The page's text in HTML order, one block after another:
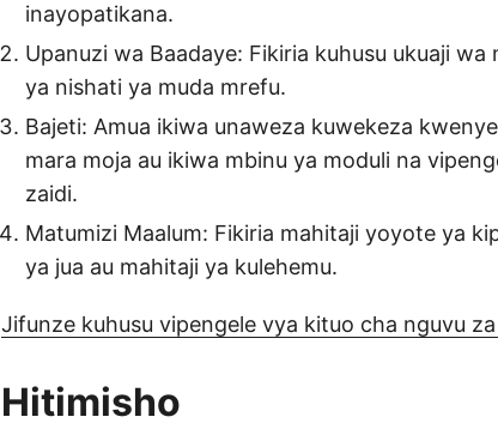
inayopatikana.
Upanuzi wa Baadaye: Fikiria kuhusu ukuaji
ya nishati ya muda mrefu.
Bajeti: Amua ikiwa unaweza kuwekeza
mara moja au ikiwa mbinu ya moduli na
zaidi.
Matumizi Maalum: Fikiria mahitaji yoyote ya
ya jua au mahitaji ya kulehemu.
Jifunze kuhusu vipengele vya kituo cha nguvu za
Hitimisho